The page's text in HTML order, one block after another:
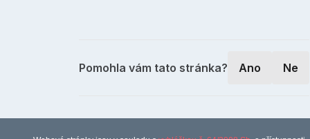
Pomohla vám tato stránka? Ano Ne